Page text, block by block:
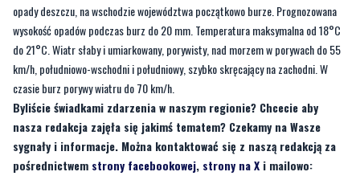
km/h, południowo-wschodni i południowy, szybko skręcający na zachodni. W
czasie burz porywy wiatru do 70 km/h.
Byliście świadkami zdarzenia w naszym regionie? Chcecie aby
nasza redakcja zajęła się jakimś tematem? Czekamy na Wasze
sygnały i informacje. Można kontaktować się z naszą redakcją za
pośrednictwemstrony facebookowej,strony na X i mailowo:
redakcja@nadmorski24.pl. Dyżurujemy także pod numerem
telefonu 729 715 670.